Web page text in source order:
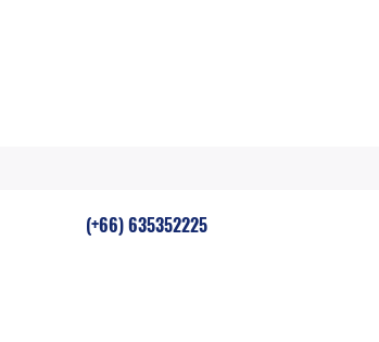
(+66) 635352225